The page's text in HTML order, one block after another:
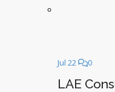
Jul 22 0
LAE